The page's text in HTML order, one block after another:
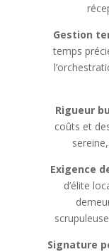
Gestion
temps
Rigueur
coûts et
Exigence
d’élite
Signature